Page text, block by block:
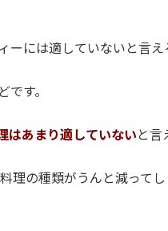
には適していないと言え
す。
はあまり適していないと言
の種類がうんと減ってし